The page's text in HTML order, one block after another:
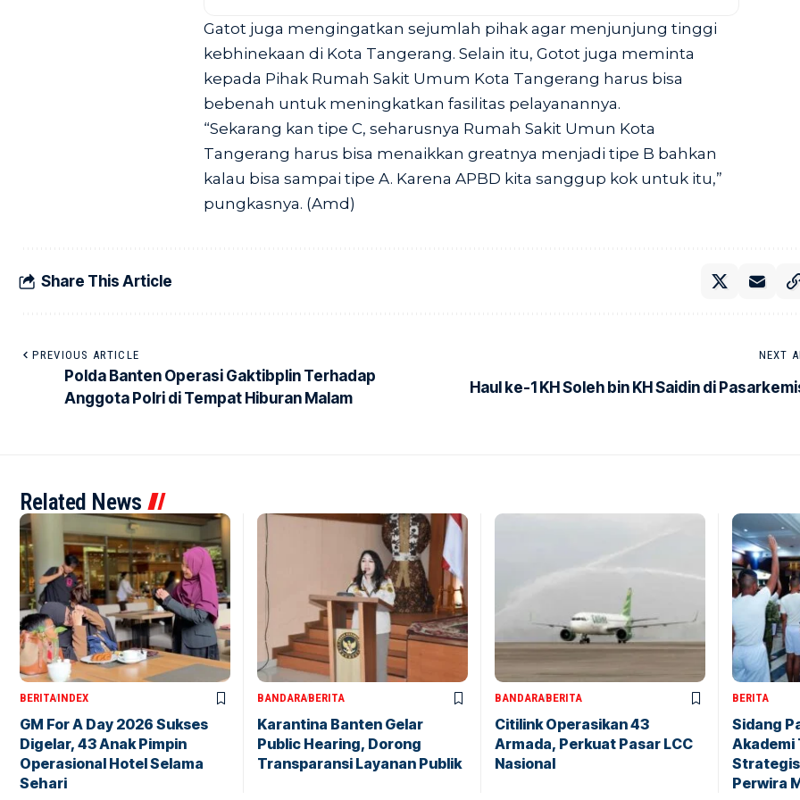
Gatot juga mengingatkan sejumlah pihak agar menjunjung tinggi
kebhinekaan di Kota Tangerang. Selain itu, Gotot juga meminta
kepada Pihak Rumah Sakit Umum Kota Tangerang harus bisa
bebenah untuk meningkatkan fasilitas pelayanannya.
“Sekarang kan tipe C, seharusnya Rumah Sakit Umun Kota
Tangerang harus bisa menaikkan greatnya menjadi tipe B bahkan
kalau bisa sampai tipe A. Karena APBD kita sanggup kok untuk itu,”
pungkasnya. (Amd)
Share This Article
PREVIOUS ARTICLE
Polda Banten Operasi Gaktibplin Terhadap
Anggota Polri di Tempat Hiburan Malam
NEXT
Haul ke-1 KH Soleh bin KH Saidin di
Related News
BERITAINDEX
GM For A Day 2026 Sukses
Digelar, 43 Anak Pimpin
Operasional Hotel Selama
Sehari
BANDARABERITA
Karantina Banten Gelar
Public Hearing, Dorong
Transparansi Layanan Publik
BANDARABERITA
Citilink Operasikan 43
Armada, Perkuat Pasar LCC
Nasional
BERITA
Sidang
Akademi
Perwira